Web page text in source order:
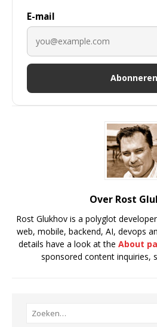
E-mail
Abonneren
Over Rost
Rost Glukhov is a polyglot
web, mobile, backend, AI, devops
details have a look at the About
sponsored content inquiries,